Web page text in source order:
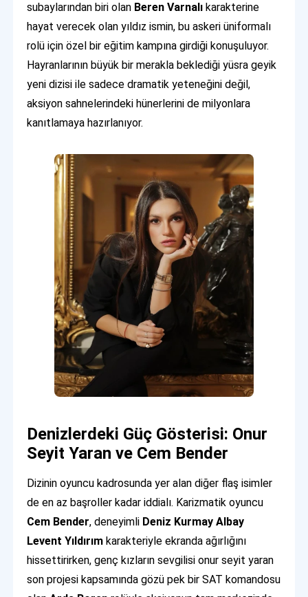
subaylarından biri olan Beren Varnalı karakterine
hayat verecek olan yıldız ismin, bu askeri üniformalı
rolü için özel bir eğitim kampına girdiği konuşuluyor.
Hayranlarının büyük bir merakla beklediği yüsra geyik
yeni dizisi ile sadece dramatik yeteneğini değil,
aksiyon sahnelerindeki hünerlerini de milyonlara
kanıtlamaya hazırlanıyor.
Denizlerdeki Güç Gösterisi: Onur
Seyit Yaran ve Cem Bender
Dizinin oyuncu kadrosunda yer alan diğer flaş isimler
de en az başroller kadar iddialı. Karizmatik oyuncu
Cem Bender, deneyimli Deniz Kurmay Albay
Levent Yıldırım karakteriyle ekranda ağırlığını
hissettirirken, genç kızların sevgilisi onur seyit yaran
son projesi kapsamında gözü pek bir SAT komandosu